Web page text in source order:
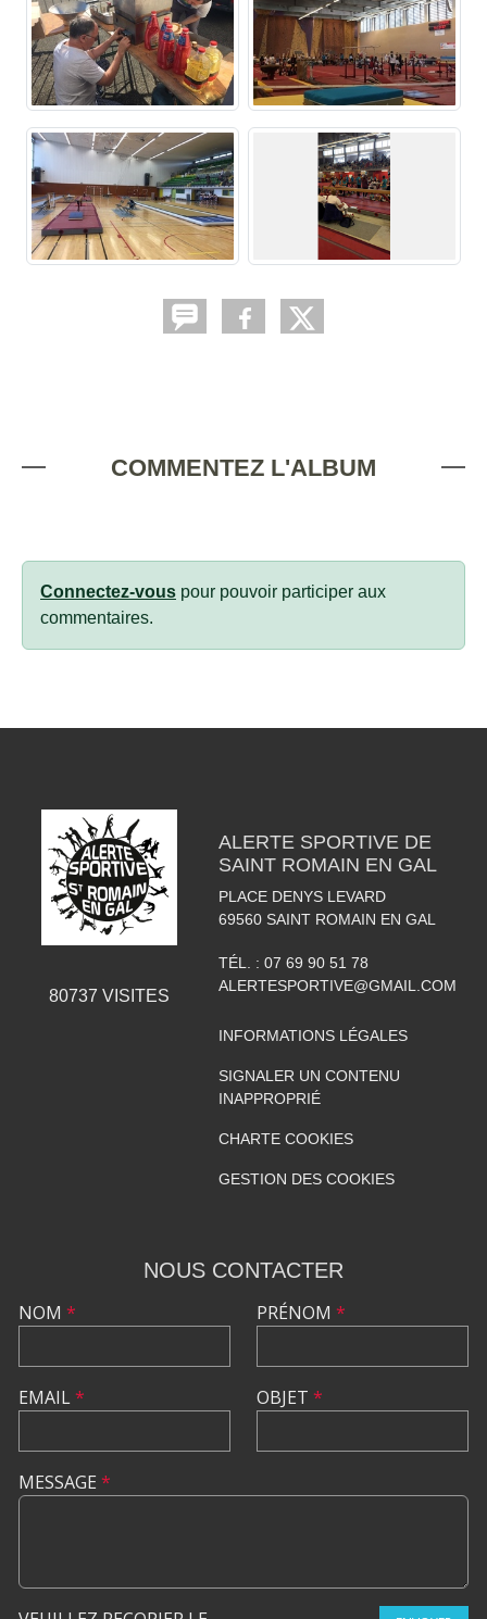
COMMENTEZ L'ALBUM
Connectez-vous pour pouvoir participer aux
commentaires.
80737 VISITES
ALERTE SPORTIVE DE
SAINT ROMAIN EN GAL
PLACE DENYS LEVARD
69560 SAINT ROMAIN EN GAL
TÉL. : 07 69 90 51 78
ALERTESPORTIVE@GMAIL.COM
INFORMATIONS LÉGALES
SIGNALER UN CONTENU
INAPPROPRIÉ
CHARTE COOKIES
GESTION DES COOKIES
NOUS CONTACTER
NOM *
EMAIL*
PRÉNOM *
OBJET *
MESSAGE *